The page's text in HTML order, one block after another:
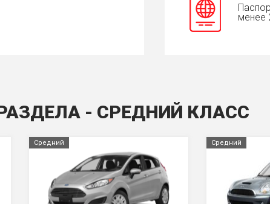
менее
- СРЕДНИЙ КЛАСС
Средний Средний